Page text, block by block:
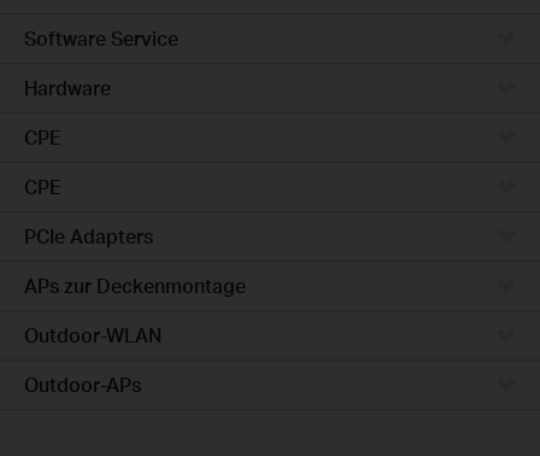
Software Service
Hardware
CPE
CPE
PCIe Adapters
APs zur Deckenmontage
Outdoor-WLAN
Outdoor-APs